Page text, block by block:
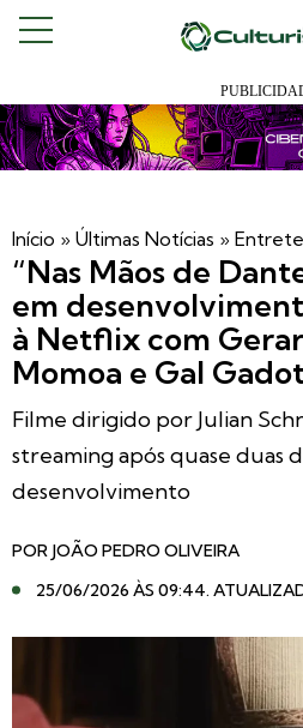
Início » Últimas Notícias »
“Nas Mãos de
em
à Netflix com
Momoa e Gal
Filme dirigido por Julian
streaming após quase duas
desenvolvimento
POR JOÃO PEDRO OLIVEIRA
25/06/2026 ÀS 09:44.